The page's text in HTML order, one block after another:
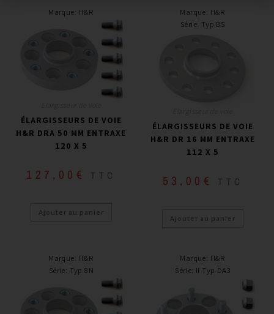
Marque: H&R
ÉLARGISSEURS DE VOIE
H&R DRA 50 MM ENTRAXE
120 X 5
127,00 € TTC
Ajouter au panier
Marque: H&R
Série: Typ B5
ÉLARGISSEURS DE VOIE
H&R DR 16 MM ENTRAXE
112 X 5
53,00 € TTC
Ajouter au panier
Marque: H&R
Série: Typ 8N
Marque: H&R
Série: II Typ DA3